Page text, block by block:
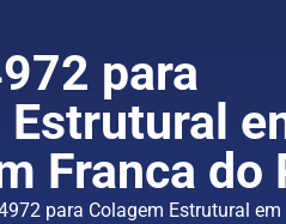
para
Estrutural
Franca do
para Colagem Estrutural